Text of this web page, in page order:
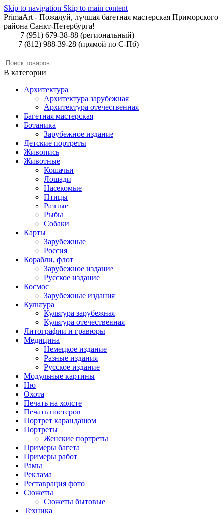
Skip to navigation Skip to main content
PrimaArt - Пожалуй, лучшая багетная мастерская Приморского
района Санкт-Петербурга!
+7 (951) 679-38-88 (региональный)
+7 (812) 988-39-28 (прямой по С-Пб)
В категории
Архитектура
Архитектура зарубежная
Архитектура отечественная
Багетная мастерская
Ботаника
Зарубежное издание
Детские портреты
Живопись
Животные
Кошачьи
Лошади
Насекомые
Птицы
Разные
Рыбы
Собаки
Карты
Зарубежные
Россия
Корабли, флот
Зарубежное издание
Русское издание
Космос
Зарубежные издания
Культура
Культура зарубежная
Культура отечественная
Литографии и гравюры
Медицина
Немецкое издание
Разные издания
Русское издание
Модульные картины
Ню
Охота
Печать на холсте
Печать постеров
Портрет карандашом
Портреты
Женские портреты
Примеры багета
Примеры работ
Рамы
Реклама
Реставрация фото
Сюжеты
Сюжеты бытовые
Техника